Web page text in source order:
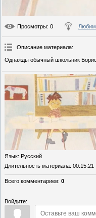
Просмотры: 0
Описание материала:
Однажды обычный школьник
Язык: Русский
Длительность материала: 00:15:21
Всего комментариев: 0
Войдите: